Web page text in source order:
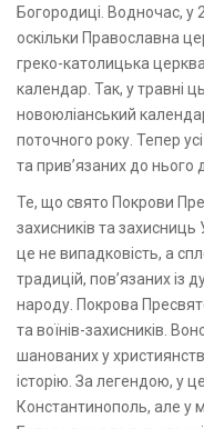
Богородиці. Водночас, у
оскільки Православна
греко-католицька
календар. Так, у травні
новоюліанський
поточного року. Тепер
та прив’язаних до нього
Те, що свято Покрови
захисників та
це не випадковість, а
традицій, пов’язаних із
народу. Покрова
та воїнів-захисників.
шанованих у
історію. За легендою, у
Константинополь, але у